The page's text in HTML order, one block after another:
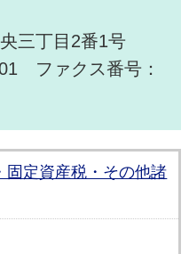
三丁目2番1号
ファクス番号：
固定資産税・その他諸